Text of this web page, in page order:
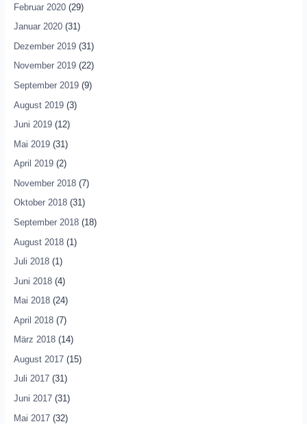
Februar 2020(29)
Januar 2020(31)
Dezember 2019(31)
November 2019(22)
September 2019(9)
August 2019(3)
Juni 2019(12)
Mai 2019(31)
April 2019(2)
November 2018(7)
Oktober 2018(31)
September 2018(18)
August 2018(1)
Juli 2018(1)
Juni 2018(4)
Mai 2018(24)
April 2018(7)
März 2018(14)
August 2017(15)
Juli 2017(31)
Juni 2017(31)
Mai 2017(32)